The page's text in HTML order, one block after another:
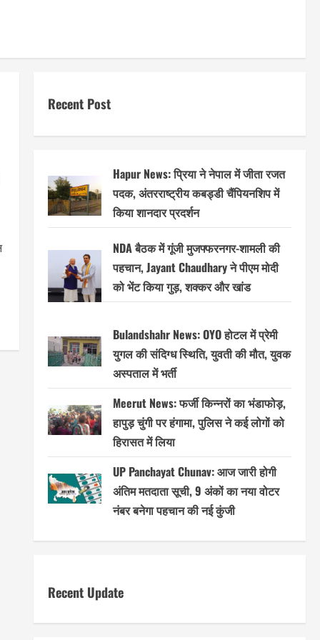
Recent Post
Hapur News: प्रिया ने नेपाल में जीता रजत
पदक, अंतरराष्ट्रीय कबड्डी चैंपियनशिप में
किया शानदार प्रदर्शन
NDA बैठक में गूंजी मुजफ्फरनगर-शामली की
पहचान, Jayant Chaudhary ने पीएम मोदी
को भेंट किया गुड़, शक्कर और खांड
Bulandshahr News: OYO होटल में प्रेमी
युगल की संदिग्ध स्थिति, युवती की मौत, युवक
अस्पताल में भर्ती
Meerut News: फर्जी किन्नरों का भंडाफोड़,
हापुड़ चुंगी पर हंगामा, पुलिस ने कई लोगों को
हिरासत में लिया
UP Panchayat Chunav: आज जारी होगी
अंतिम मतदाता सूची, 9 अंकों का नया वोटर
नंबर बनेगा पहचान की नई कुंजी
Recent Update